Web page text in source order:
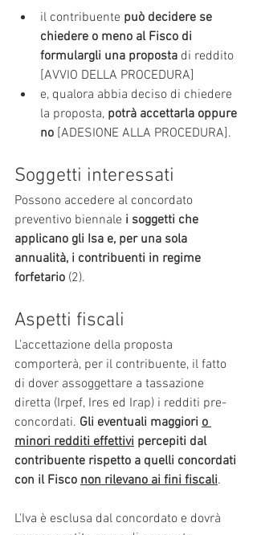
il contribuente può decidere se
chiedere o meno al Fisco di
formulargli una proposta di reddito
[AVVIO DELLA PROCEDURA]
e, qualora abbia deciso di chiedere
la proposta, potrà accettarla oppure
no [ADESIONE ALLA PROCEDURA].
Soggetti interessati
Possono accedere al concordato
preventivo biennale i soggetti che
applicano gli Isa e, per una sola
annualità, i contribuenti in regime
forfetario (2).
Aspetti fiscali
L’accettazione della proposta
comporterà, per il contribuente, il fatto
di dover assoggettare a tassazione
diretta (Irpef, Ires ed Irap) i redditi pre-
concordati. Gli eventuali maggiori o
minori redditi effettivi percepiti dal
contribuente rispetto a quelli concordati
con il Fisco non rilevano ai fini fiscali.
L'Iva è esclusa dal concordato e dovrà